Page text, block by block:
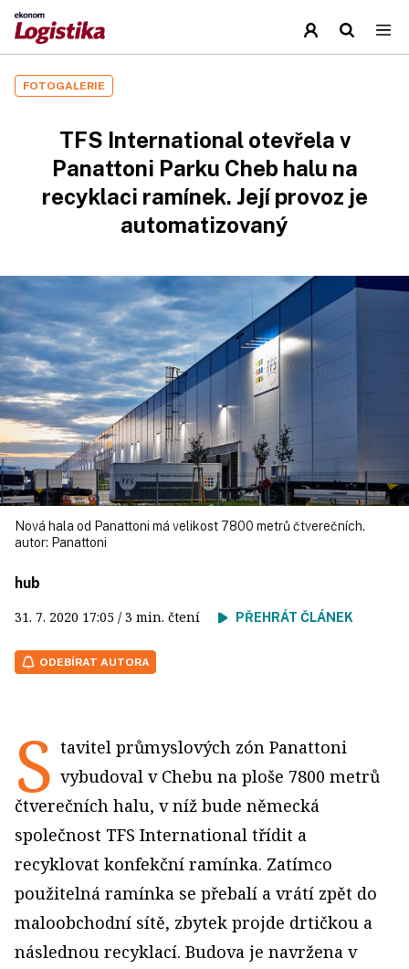
FOTOGALERIE
TFS International otevřela v
Panattoni Parku Cheb halu na
recyklaci ramínek. Její provoz je
automatizovaný
Nová hala od Panattoni má velikost 7800 metrů čtverečních.
autor: Panattoni
hub
31. 7. 2020 17:05 / 3 min. čtení PŘEHRÁT ČLÁNEK
ODEBÍRAT AUTORA
S tavitel průmyslových zón Panattoni
vybudoval v Chebu na ploše 7800 metrů
čtverečních halu, v níž bude německá
společnost TFS International třídit a
recyklovat konfekční ramínka. Zatímco
použitelná ramínka se přebalí a vrátí zpět do
maloobchodní sítě, zbytek projde drtičkou a
následnou recyklací. Budova je navržena v